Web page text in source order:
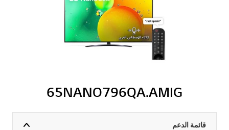
65NANO796QA.AMIG
قائمة الدعم